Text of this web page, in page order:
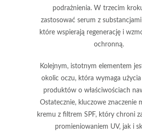
podrażnienia. W trzecim
zastosować serum z
które wspierają regenerację i
ochronną.
Kolejnym, istotnym elementem
okolic oczu, która wymaga
produktów o właściwościach
Ostatecznie, kluczowe znaczenie
kremu z filtrem SPF, który chroni
promieniowaniem UV, jak i